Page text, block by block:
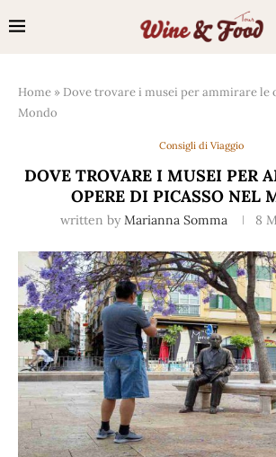
Home » Dove trovare i musei per ammirare le
Mondo
Consigli di Viaggio
DOVE TROVARE I MUSEI PER
OPERE DI PICASSO NEL
written by Marianna Somma 8